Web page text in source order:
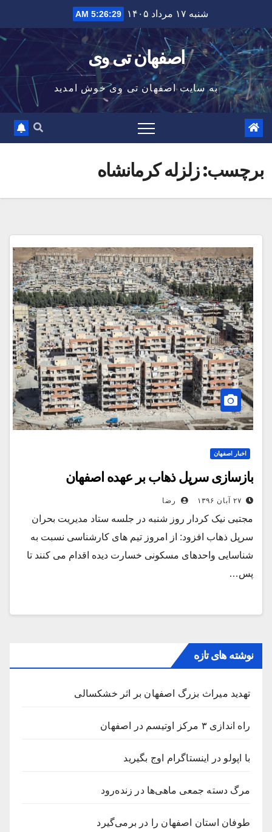
to
content
شنبه ۱۷ مرداد ۱۴۰۵ 5:26:29 AM
اصفهان تی وی
به سایت اصفهان تی وی خوش امدید
برچسب:زلزله کرمانشاه
اخبار اصفهان
بازسازی سرپل ذهاب بر عهده اصفهان
۲۷ آبان ۱۳۹۶ رضا
مجتبی نیک کردار روز شنبه در جلسه ستاد مدیریت بحران
سرپل ذهاب افزود: از امروز تیم های کارشناسی نسبت به
شناسایی واحدهای مسکونی خسارت دیده اقدام می کنند تا
پس…
نوشته های تازه
تهدید میراث بزرگ اصفهان بر اثر خشکسالی
راه اندازی ۳ مرکز اوتیسم در اصفهان
با اپولو در اینستاگرام اوج بگیرید
مرگ دسته جمعی ماهی‌ها در زنده‌رود
طوفان استان اصفهان را در برمی‌گیرد‌